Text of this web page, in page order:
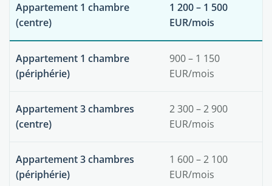
Appartement 1 chambre
(centre)
1 200 – 1 500
EUR/mois
Appartement 1 chambre
(périphérie)
900 – 1 150
EUR/mois
Appartement 3 chambres
(centre)
2 300 – 2 900
EUR/mois
Appartement 3 chambres
(périphérie)
1 600 – 2 100
EUR/mois